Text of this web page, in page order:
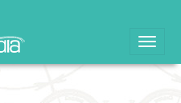
Toggle